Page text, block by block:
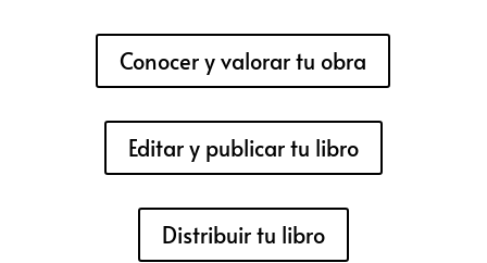
Conocer y valorar tu obra
Editar y publicar tu libro
Distribuir tu libro